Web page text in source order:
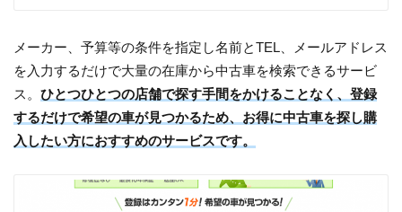
メーカー、予算等の条件を指定し名前とTEL、メールアドレス
を入力するだけで大量の在庫から中古車を検索できるサービ
ス。ひとつひとつの店舗で探す手間をかけることなく、登録
するだけで希望の車が見つかるため、お得に中古車を探し購
入したい方におすすめのサービスです。